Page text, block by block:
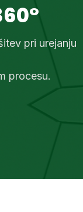
pri urejanju
procesu.